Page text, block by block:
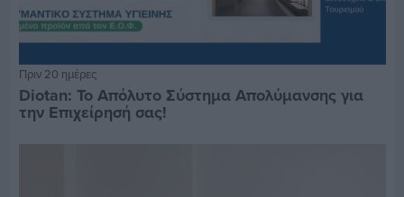
Πριν 20 ημέρες
Diotan: Το Απόλυτο Σύστημα Απολύμανσης για
την Επιχείρησή σας!